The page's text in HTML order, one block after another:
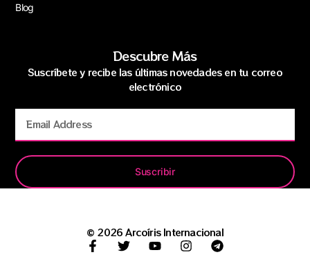
Blog
Descubre Más
Suscríbete y recibe las últimas novedades en tu correo
electrónico
Suscribir
© 2026 Arcoíris Internacional